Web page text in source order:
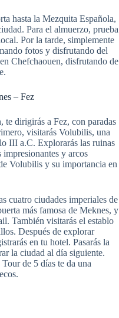
hasta la Mezquita Española,
Para el almuerzo, prueba
Por la tarde, simplemente
fotos y disfrutando del
Chefchaouen, disfrutando de
– Fez
te dirigirás a Fez, con paradas
visitarás Volubilis, una
III a.C. Explorarás las ruinas
y arcos
Volubilis y su importancia en
cuatro ciudades imperiales de
más famosa de Meknes, y
También visitarás el establo
Después de explorar
en tu hotel. Pasarás la
la ciudad al día siguiente.
de 5 días te da una